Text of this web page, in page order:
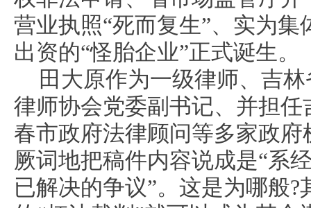
营业执照“死而复生”、实为集
出资的“怪胎企业”正式诞生。
田大原作为一级律师、吉
律师协会党委副书记、并担
春市政府法律顾问等多家政
厥词地把稿件内容说成是“系
已解决的争议”。这是为哪般?